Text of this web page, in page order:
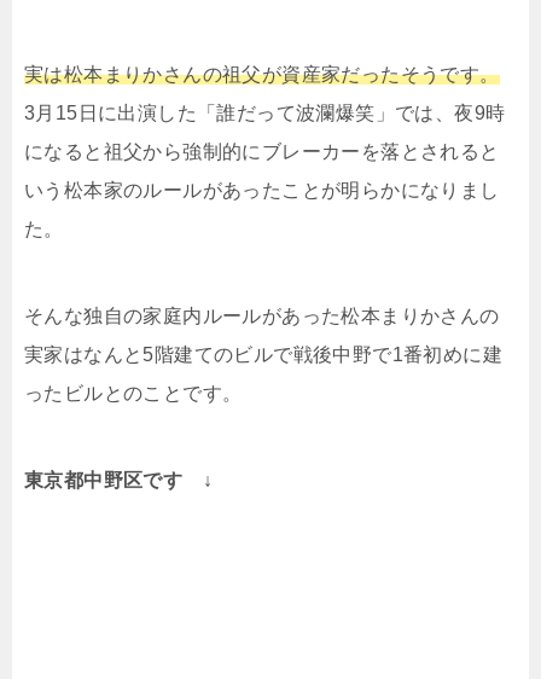
実は松本まりかさんの祖父が資産家だったそうです。
3月15日に出演した「誰だって波瀾爆笑」では、夜9時
になると祖父から強制的にブレーカーを落とされると
いう松本家のルールがあったことが明らかになりまし
た。
そんな独自の家庭内ルールがあった松本まりかさんの
実家はなんと5階建てのビルで戦後中野で1番初めに建
ったビルとのことです。
東京都中野区です ↓